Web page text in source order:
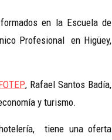
en la Escuela de
Profesional en Higüey,
, Rafael Santos Badía,
y turismo.
tiene una oferta